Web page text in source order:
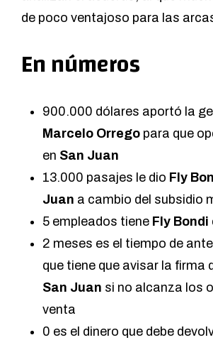
de poco ventajoso para las
En números
900.000 dólares aportó la
Marcelo Orrego para que
en San Juan
13.000 pasajes le dio Fly
Juan a cambio del subsidio
5 empleados tiene Fly Bondi
2 meses es el tiempo de
que tiene que avisar la firma
San Juan si no alcanza los
venta
0 es el dinero que debe